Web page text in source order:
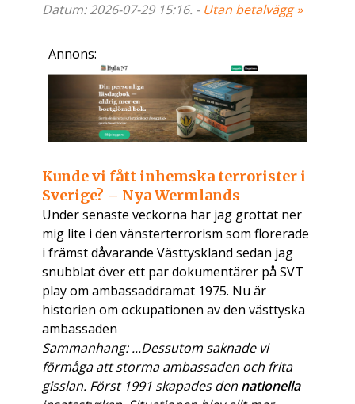
Datum: 2026-07-29 15:16. - Utan betalvägg »
Annons:
Kunde vi fått inhemska terrorister i
Sverige? – Nya Wermlands
Under senaste veckorna har jag grottat ner
mig lite i den vänsterterrorism som florerade
i främst dåvarande Västtyskland sedan jag
snubblat över ett par dokumentärer på SVT
play om ambassaddramat 1975. Nu är
historien om ockupationen av den västtyska
ambassaden
Sammanhang: ...Dessutom saknade vi
förmåga att storma ambassaden och frita
gisslan. Först 1991 skapades den nationella